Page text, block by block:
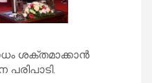
ശക്തമാക്കാന്‍